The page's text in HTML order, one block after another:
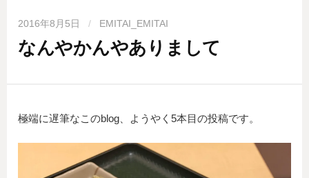
2016年8月5日 / EMITAI_EMITAI
なんやかんやありまして
極端に遅筆なこのblog、ようやく5本目の投稿です。